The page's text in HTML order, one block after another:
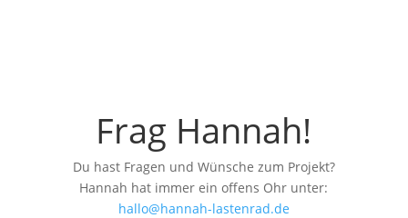
Frag Hannah!
Du hast Fragen und Wünsche zum Projekt?
Hannah hat immer ein offens Ohr unter:
hallo@hannah-lastenrad.de